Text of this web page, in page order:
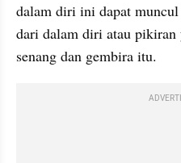
dalam diri ini dapat muncul
dari dalam diri atau pikiran
senang dan gembira itu.